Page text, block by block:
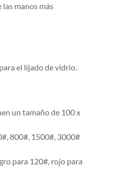
manos más
el lijado de vidrio.
un tamaño de 100 x
800#, 1500#, 3000#
para 120#, rojo para